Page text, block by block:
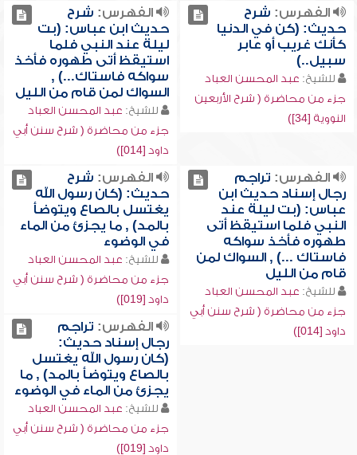
الفهرس: شرح
حديث: (كن في الدنيا
كأنك غريب أو عابر
سبيل..)
للشيخ: عبد المحسن العباد
جزء من محاضرة ( شرح الأربعين
النووية [34])
الفهرس: شرح
حديث ابن عباس: (بت
ليلة عند النبي فلما
استيقظ أتى طهوره فأخذ
سواكه فاستاك...) ,
السواك لمن قام من الليل
للشيخ: عبد المحسن العباد
جزء من محاضرة ( شرح سنن أبي
داود [014])
الفهرس: تراجم
رجال إسناد حديث ابن
عباس: (بت ليلة عند
النبي فلما استيقظ أتى
طهوره فأخذ سواكه
فاستاك ...) , السواك لمن
قام من الليل
للشيخ: عبد المحسن العباد
جزء من محاضرة ( شرح سنن أبي
داود [014])
الفهرس: شرح
حديث: (كان رسول الله
يغتسل بالصاع ويتوضأ
بالمد) , ما يجزئ من الماء
في الوضوء
للشيخ: عبد المحسن العباد
جزء من محاضرة ( شرح سنن أبي
داود [019])
الفهرس: تراجم
رجال إسناد حديث:
(كان رسول الله يغتسل
بالصاع ويتوضأ بالمد) , ما
يجزئ من الماء في الوضوء
للشيخ: عبد المحسن العباد
جزء من محاضرة ( شرح سنن أبي
داود [019])